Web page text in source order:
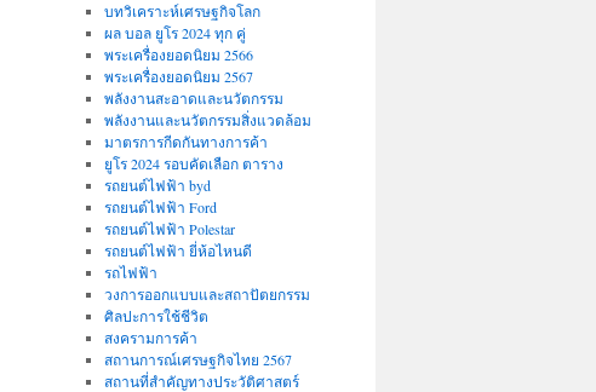
บทวิเคราะห์เศรษฐกิจโลก
ผล บอล ยูโร 2024 ทุก คู่
พระเครื่องยอดนิยม 2566
พระเครื่องยอดนิยม 2567
พลังงานสะอาดและนวัตกรรม
พลังงานและนวัตกรรมสิ่งแวดล้อม
มาตรการกีดกันทางการค้า
ยูโร 2024 รอบคัดเลือก ตาราง
รถยนต์ไฟฟ้า byd
รถยนต์ไฟฟ้า Ford
รถยนต์ไฟฟ้า Polestar
รถยนต์ไฟฟ้า ยี่ห้อไหนดี
รถไฟฟ้า
วงการออกแบบและสถาปัตยกรรม
ศิลปะการใช้ชีวิต
สงครามการค้า
สถานการณ์เศรษฐกิจไทย 2567
สถานที่สําคัญทางประวัติศาสตร์